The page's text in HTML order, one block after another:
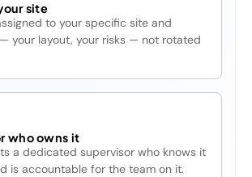
site
to your specific site and
your layout, your risks — not rotated
who owns it
a dedicated supervisor who knows it
is accountable for the team on it.